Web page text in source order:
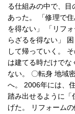
る仕組みの中で、目
あった。 「修理で
を得ない」 「リフ
らざるを得ない」
して帰っていく。
は建てる時だけでな
ない。 〇転身 地域
へ。 2006年には、
踏み出せるように
げた。 リフォーム